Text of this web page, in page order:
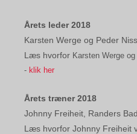
Årets leder 2018
Karsten Werge og Peder
Læs hvorfor Karsten Werge
- klik her
Årets træner 2018
Johnny Freiheit, Randers
Læs hvorfor Johnny Freiheit